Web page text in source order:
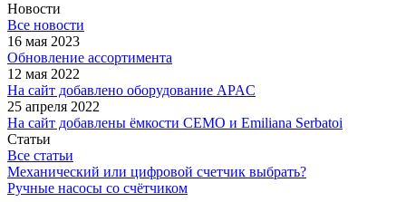
Новости
Все новости
16 мая 2023
Обновление ассортимента
12 мая 2022
На сайт добавлено оборудование APAC
25 апреля 2022
На сайт добавлены ёмкости CEMO и Emiliana Serbatoi
Статьи
Все статьи
Механический или цифровой счетчик выбрать?
Ручные насосы со счётчиком